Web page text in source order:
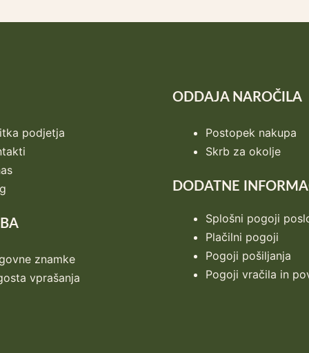
podjetja
znamke
vprašanja
ODDAJA NAROČILA
Postopek nakupa
Skrb za okolje
DODATNE
Splošni pogoji
Plačilni pogoji
Pogoji pošiljanja
Pogoji vračila in